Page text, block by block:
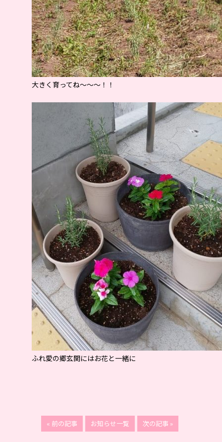
大きく育ってね～～～！！
ふれ愛の郷玄関にはお花と一緒に
« 前の記事 お知らせ一覧 次の記事 »